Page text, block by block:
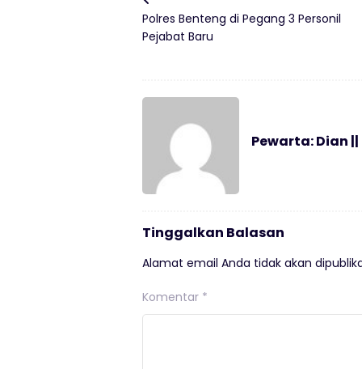
Polres Benteng di Pegang 3 Personil
Pejabat Baru
Pewarta: Dian
Tinggalkan Balasan
Alamat email Anda tidak akan
Komentar *